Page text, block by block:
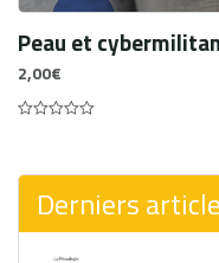
2,00€
5
Derniers